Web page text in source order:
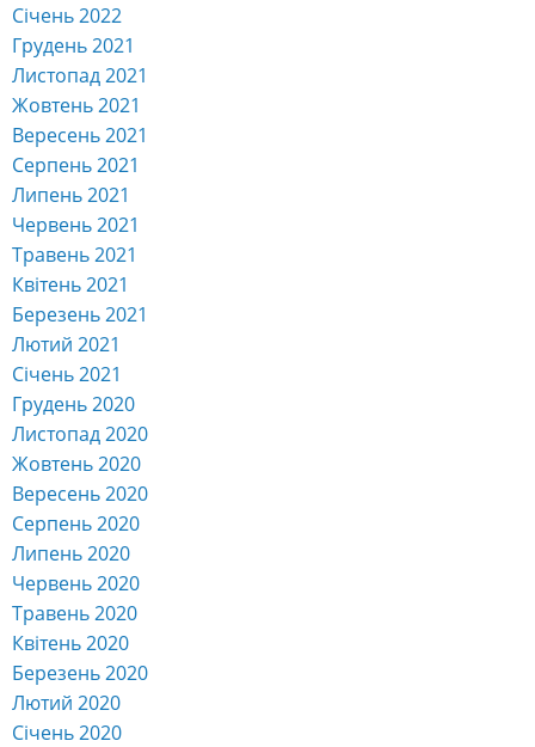
Січень 2022
Грудень 2021
Листопад 2021
Жовтень 2021
Вересень 2021
Серпень 2021
Липень 2021
Червень 2021
Травень 2021
Квітень 2021
Березень 2021
Лютий 2021
Січень 2021
Грудень 2020
Листопад 2020
Жовтень 2020
Вересень 2020
Серпень 2020
Липень 2020
Червень 2020
Травень 2020
Квітень 2020
Березень 2020
Лютий 2020
Січень 2020